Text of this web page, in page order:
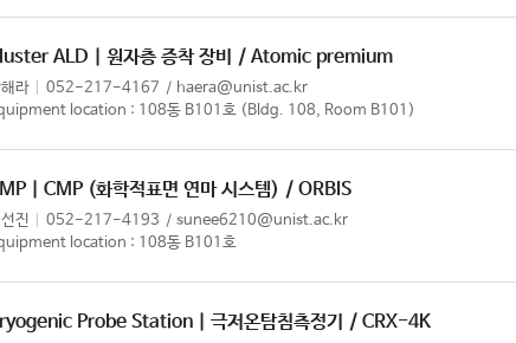
ALD | 원자층 증착 장비 / Atomic premium
라 052-217-4167
haera@unist.ac.kr
location : 108동 B101호 (Bldg. 108, Room B101)
| CMP (화학적표면 연마 시스템) / ORBIS
진 052-217-4193
sunee6210@unist.ac.kr
location : 108동 B101호
Probe Station | 극저온탐침측정기 / CRX-4K